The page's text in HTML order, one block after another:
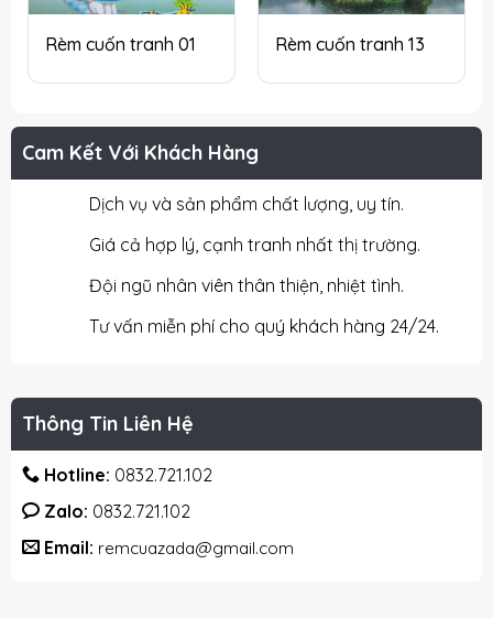
Cam Kết Với Khách Hàng
Dịch vụ và sản phẩm chất lượng, uy tín.
Giá cả hợp lý, cạnh tranh nhất thị trường.
Đội ngũ nhân viên thân thiện, nhiệt tình.
Tư vấn miễn phí cho quý khách hàng 24/24.
Thông Tin Liên Hệ
Hotline: 0832.721.102
Zalo: 0832.721.102
Email: remcuazada@gmail.com
Rèm cuốn tranh 01 Rèm cuốn tranh 13